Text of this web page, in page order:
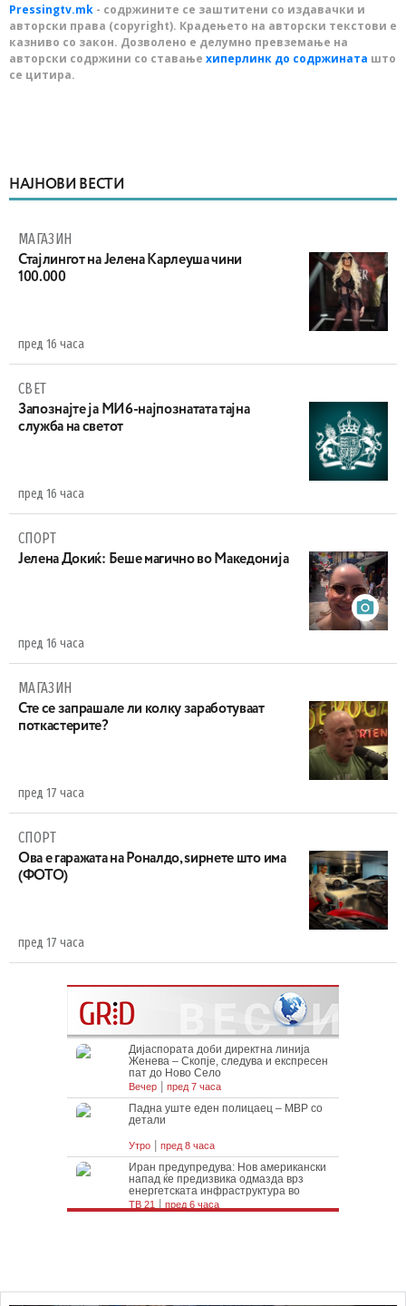
Pressingtv.mk - содржините се заштитени со издавачки и
авторски права (copyright). Крадењето на авторски текстови е
казниво со закон. Дозволено е делумно превземање на
авторски содржини со ставање хиперлинк до содржината што
се цитира.
НАЈНОВИ ВЕСТИ
МАГАЗИН
Стајлингот на Јелена Карлеуша чини
100.000
пред 16 часа
СВЕТ
Запознајте ја МИ6-најпознатата тајна
служба на светот
пред 16 часа
СПОРТ
Јелена Докиќ: Беше магично во Македонија
пред 16 часа
МАГАЗИН
Сте се запрашале ли колку заработуваат
поткастерите?
пред 17 часа
СПОРТ
Ова е гаражата на Роналдо, ѕирнете што има
(ФОТО)
пред 17 часа